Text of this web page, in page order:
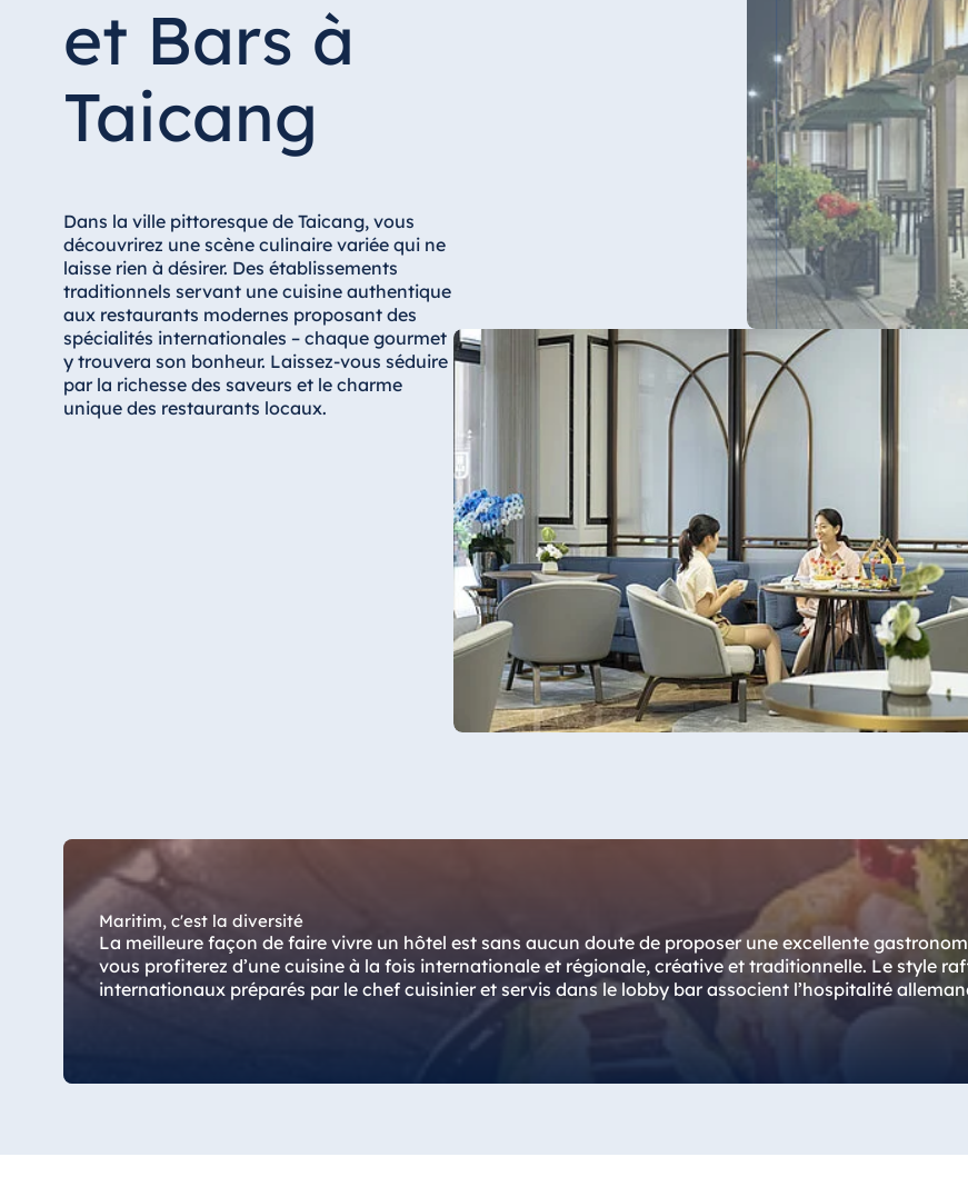
Hotel Frankfurt
Airport Hotel Hannover
Hotel Ingolstadt
Hotel Köln
Hotel Königswinter
Hotel Magdeburg
Hotel München
Hotel Stuttgart
Seehotel Timmendorfer Strand
TitiseeHotel Titisee-Neustadt
Star-Apart Hansa Hotel Wiesbaden
Hotel Plaza Tirana
Bulgarie
et Bars à
Taicang
Dans la ville pittoresque de Taicang, vous
découvrirez une scène culinaire variée qui ne
laisse rien à désirer. Des établissements
traditionnels servant une cuisine authentique
aux restaurants modernes proposant des
spécialités internationales – chaque gourmet
y trouvera son bonheur. Laissez-vous séduire
par la richesse des saveurs et le charme
unique des restaurants locaux.
Maritim, c'est la diversité
La meilleure façon de faire vivre un hôtel est sans aucun doute de proposer une excellente
vous profiterez d’une cuisine à la fois internationale et régionale, créative et traditionnelle. Le style
internationaux préparés par le chef cuisinier et servis dans le lobby bar associent l’hospitalité